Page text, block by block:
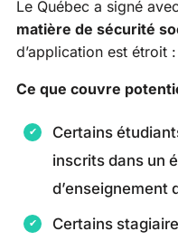
Le Québec a signé
matière de sécurité
d’application est étroit :
Ce que couvre
Certains
inscrits dans un
d’enseignement
Certains